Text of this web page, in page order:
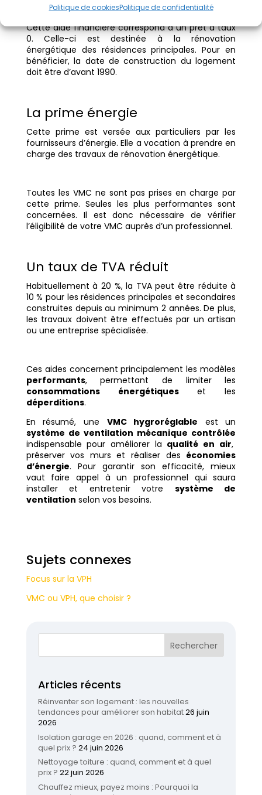
Politique de cookiesPolitique de confidentialité
L’éco-PTZ
Cette aide financière correspond à un prêt à taux
0. Celle-ci est destinée à la rénovation
énergétique des résidences principales. Pour en
bénéficier, la date de construction du logement
doit être d’avant 1990.
La prime énergie
Cette prime est versée aux particuliers par les
fournisseurs d’énergie. Elle a vocation à prendre en
charge des travaux de rénovation énergétique.
Toutes les VMC ne sont pas prises en charge par
cette prime. Seules les plus performantes sont
concernées. Il est donc nécessaire de vérifier
l’éligibilité de votre VMC auprès d’un professionnel.
Un taux de TVA réduit
Habituellement à 20 %, la TVA peut être réduite à
10 % pour les résidences principales et secondaires
construites depuis au minimum 2 années. De plus,
les travaux doivent être effectués par un artisan
ou une entreprise spécialisée.
Ces aides concernent principalement les modèles
performants, permettant de limiter les
consommations énergétiqueset les
déperditions.
En résumé, une VMC hygroréglable est un
système de ventilation mécanique contrôlée
indispensable pour améliorer la qualité en air,
préserver vos murs et réaliser des économies
d’énergie. Pour garantir son efficacité, mieux
vaut faire appel à un professionnel qui saura
installer et entretenir votre système de
ventilation selon vos besoins.
Sujets connexes
Focus sur la VPH
VMC ou VPH, que choisir ?
Articles récents
Réinventer son logement : les nouvelles
tendances pour améliorer son habitat26 juin
2026
Isolation garage en 2026 : quand, comment et à
quel prix ? 24 juin 2026
Nettoyage toiture : quand, comment et à quel
prix ? 22 juin 2026
Chauffez mieux, payez moins : Pourquoi la